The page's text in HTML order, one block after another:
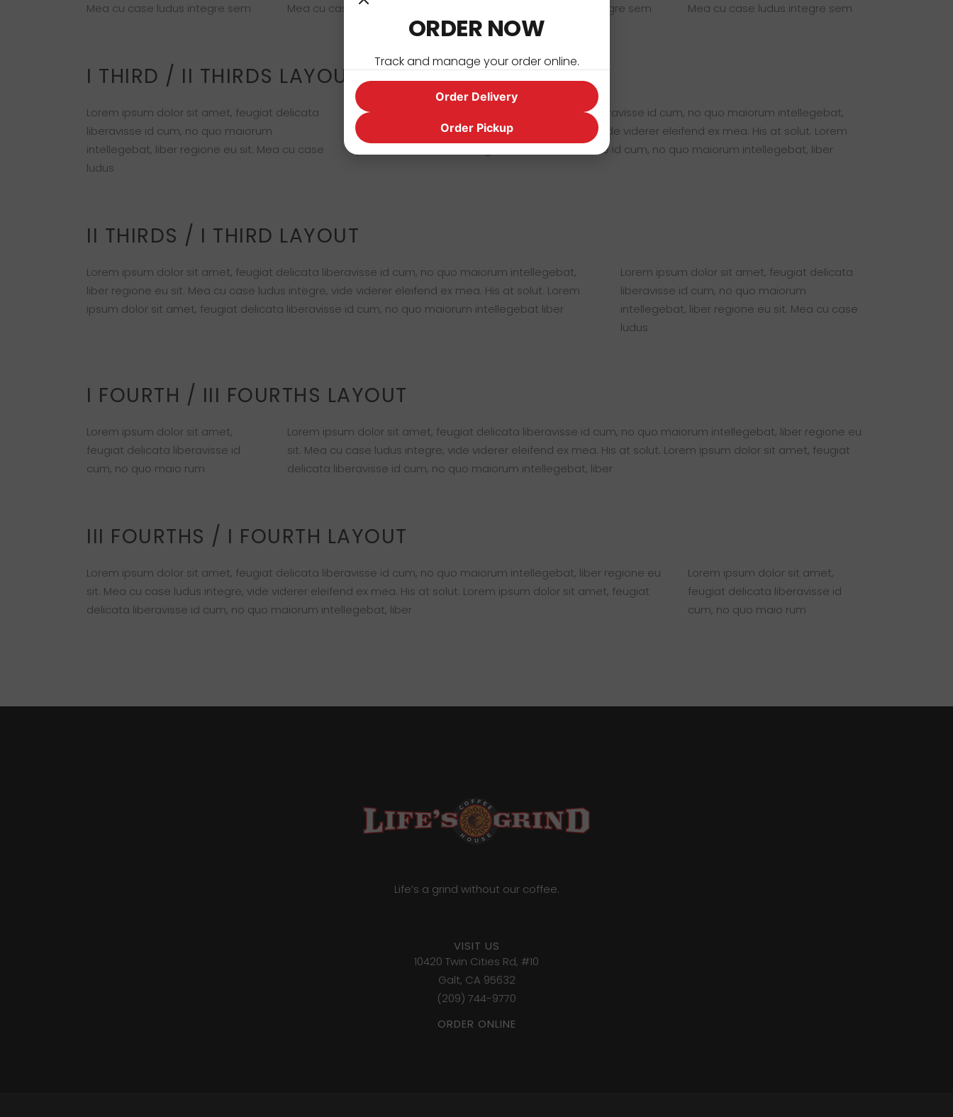
Mea cu case ludus integre sem
Mea cu case ludus integre sem
Mea cu case ludus integre sem
Mea cu case ludus integre sem
I THIRD / II THIRDS LAYOUT
Lorem ipsum dolor sit amet, feugiat delicata
liberavisse id cum, no quo maiorum
intellegebat, liber regione eu sit. Mea cu case
ludus
Lorem ipsum dolor sit amet, feugiat delicata liberavisse id cum, no quo maiorum intellegebat,
liber regione eu sit. Mea cu case ludus integre, vide viderer eleifend ex mea. His at solut. Lorem
ipsum dolor sit amet, feugiat delicata liberavisse id cum, no quo maiorum intellegebat, liber
II THIRDS / I THIRD LAYOUT
Lorem ipsum dolor sit amet, feugiat delicata liberavisse id cum, no quo maiorum intellegebat,
liber regione eu sit. Mea cu case ludus integre, vide viderer eleifend ex mea. His at solut. Lorem
ipsum dolor sit amet, feugiat delicata liberavisse id cum, no quo maiorum intellegebat liber
Lorem ipsum dolor sit amet, feugiat delicata
liberavisse id cum, no quo maiorum
intellegebat, liber regione eu sit. Mea cu case
ludus
I FOURTH / III FOURTHS LAYOUT
Lorem ipsum dolor sit amet,
feugiat delicata liberavisse id
cum, no quo maio rum
Lorem ipsum dolor sit amet, feugiat delicata liberavisse id cum, no quo maiorum intellegebat, liber regione eu
sit. Mea cu case ludus integre, vide viderer eleifend ex mea. His at solut. Lorem ipsum dolor sit amet, feugiat
delicata liberavisse id cum, no quo maiorum intellegebat, liber
III FOURTHS / I FOURTH LAYOUT
Lorem ipsum dolor sit amet, feugiat delicata liberavisse id cum, no quo maiorum intellegebat, liber regione eu
sit. Mea cu case ludus integre, vide viderer eleifend ex mea. His at solut. Lorem ipsum dolor sit amet, feugiat
delicata liberavisse id cum, no quo maiorum intellegebat, liber
Lorem ipsum dolor sit amet,
feugiat delicata liberavisse id
cum, no quo maio rum
Life’s a grind without our coffee.
VISIT US
10420 Twin Cities Rd, #10
Galt, CA 95632
(209) 744-9770
ORDER ONLINE
ORDER NOW
Track and manage your order online.
Order Delivery
Order Pickup